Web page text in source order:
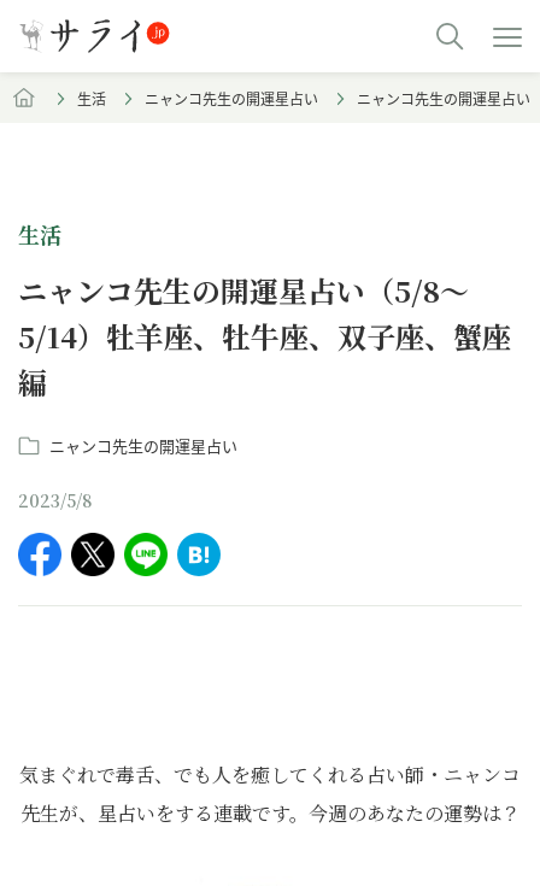
生活 ニャンコ先生の開運星占い ニャンコ先生の開運星占
生活
ニャンコ先生の開運星占い（5/8～
5/14）牡羊座、牡牛座、双子座、蟹座
編
ニャンコ先生の開運星占い
2023/5/8
気まぐれで毒舌、でも人を癒してくれる占い師・ニャンコ
先生が、星占いをする連載です。今週のあなたの運勢は？